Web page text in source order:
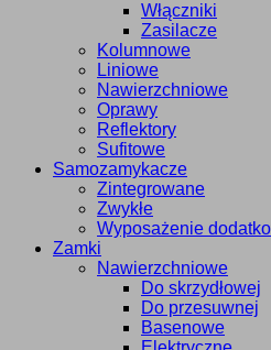
Włączniki
Zasilacze
Kolumnowe
Liniowe
Nawierzchniowe
Oprawy
Reflektory
Sufitowe
Samozamykacze
Zintegrowane
Zwykłe
Wyposażenie
Zamki
Nawierzchniowe
Do skrzydłowej
Do przesuwnej
Basenowe